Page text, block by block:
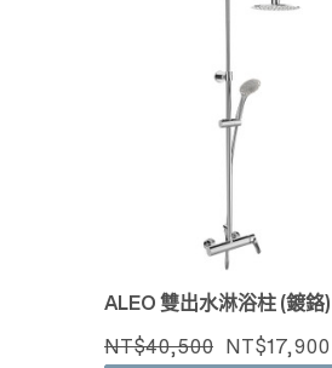
快速檢視
ALEO 雙出水淋浴柱 (鍍鉻)
NT$40,500 NT$17,900